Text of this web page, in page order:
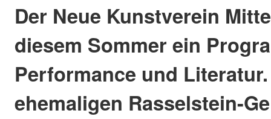
Der Neue Kunstverein
diesem Sommer ein
Performance und
ehemaligen Rasselstein-